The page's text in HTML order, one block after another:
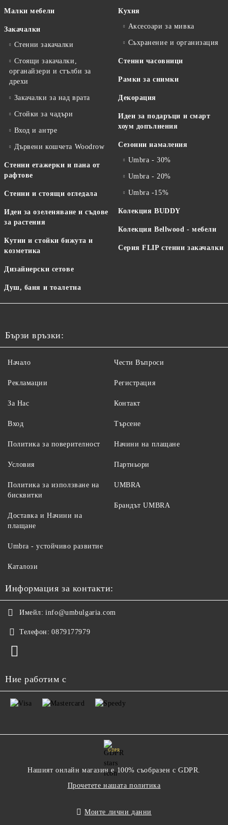
Малки мебели
Закачалки
Стенни закачалки
Стоящи закачалки,
органайзери и стълби за
дрехи
Закачалки за над врата
Стойки за чадъри
Вход и антре
Дървени кошчета Woodrow
Стенни етажерки и пана от
рафтове
Стенни и стоящи огледала
Идеи за озеленяване и съдове
за растения
Кутии и стойки бижута и
козметика
Дизайнерски сетове
Душ, баня и тоалетна
Кухня
Аксесоари за мивка
Съхранение и организация
Стенни часовници
Рамки за снимки
Декорация
Идеи за подаръци и смарт
хоум допълнения
Сезонни намаления
Umbra - 30%
Umbra - 20%
Umbra -15%
Колекция BUDDY
Колекция Bellwood - мебели
Серия FLIP стенни закачалки
Бързи връзки:
Начало
Рекламации
За Нас
Вход
Чести Въпроси
Регистрация
Контакт
Търсене
Политика за поверителност
Условия
Политика за използване на
бисквитки
Доставка и Начини на
плащане
Начини на плащане
Партньори
UMBRA
Брандът UMBRA
Umbra - устойчиво развитие
Каталози
Информация за контакти:
Имейл: info@umbulgaria.com
Телефон: 0879177979
Ние работим с
GDPR
Нашият онлайн магазин е 100% съобразен с GDPR.
Прочетете нашата политика
Моите лични данни